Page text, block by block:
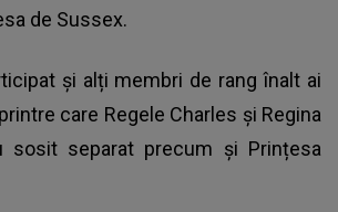
de Sussex.
și alți membri de rang înalt ai
care Regele Charles și Regina
sosit separat precum și Prințesa